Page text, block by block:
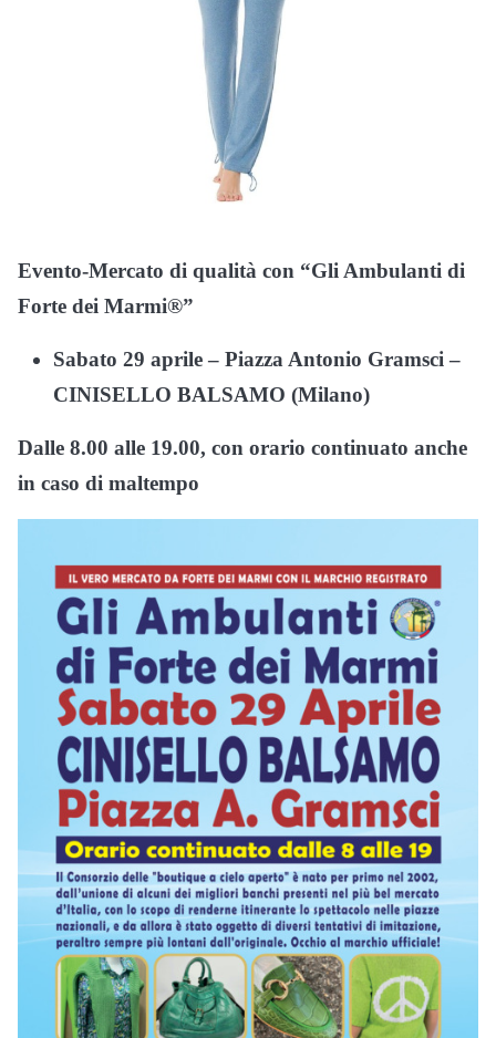
Evento-Mercato di qualità con “Gli Ambulanti di
Forte dei Marmi®”
Sabato 29 aprile– Piazza Antonio Gramsci –
CINISELLO BALSAMO (Milano)
Dalle 8.00 alle 19.00, con orario continuato anche
in caso di maltempo